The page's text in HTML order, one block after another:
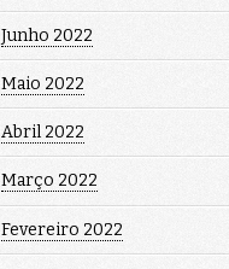
Junho 2022
Maio 2022
Abril 2022
Março 2022
Fevereiro 2022